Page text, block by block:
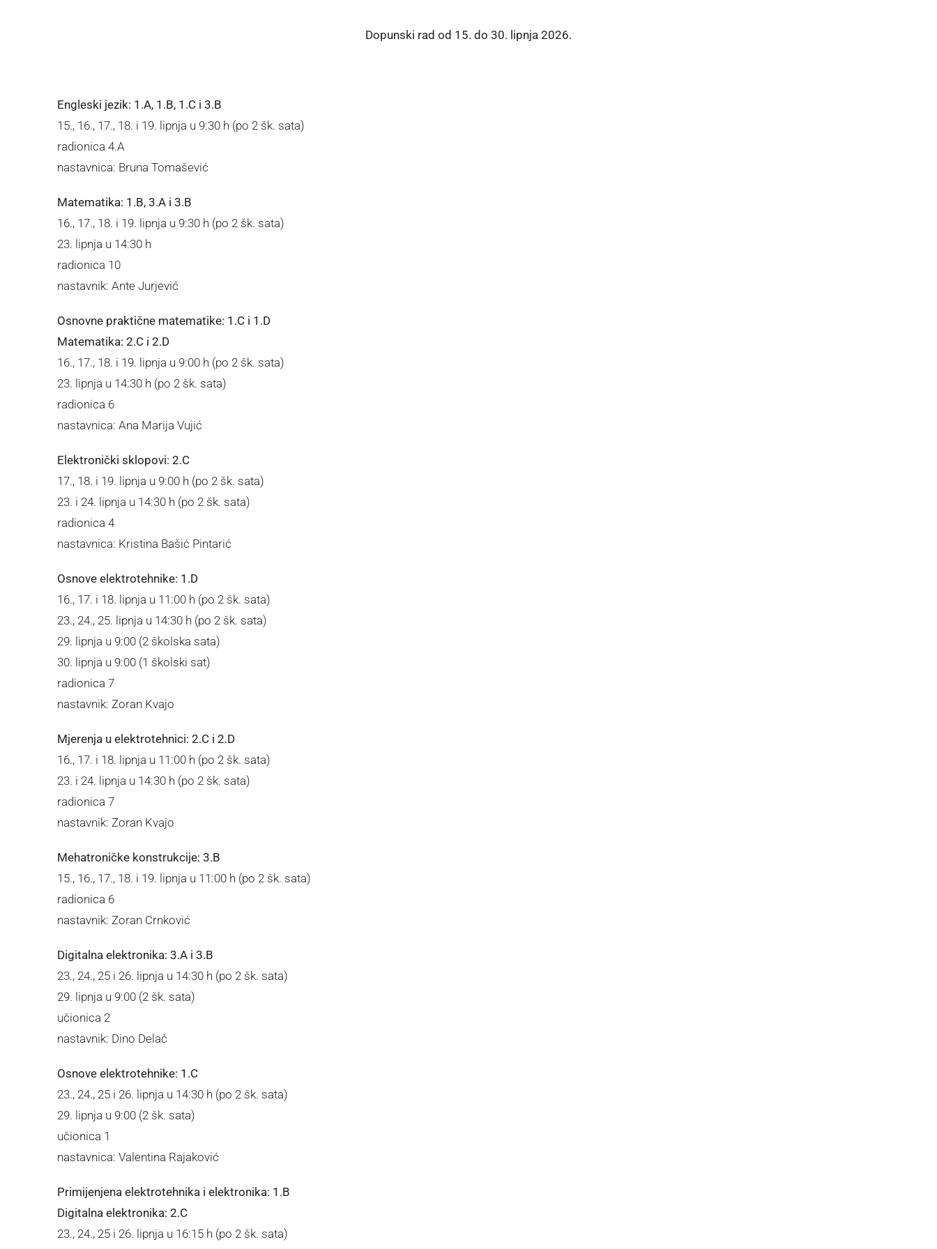
Dopunski rad od 15. do 30. lipnja 2026.
Engleski jezik: 1.A, 1.B, 1.C i 3.B
15., 16., 17., 18. i 19. lipnja u 9:30 h (po 2 šk. sata)
radionica 4.A
nastavnica: Bruna Tomašević
Matematika: 1.B, 3.A i 3.B
16., 17., 18. i 19. lipnja u 9:30 h (po 2 šk. sata)
23. lipnja u 14:30 h
radionica 10
nastavnik: Ante Jurjević
Osnovne praktične matematike: 1.C i 1.D
Matematika: 2.C i 2.D
16., 17., 18. i 19. lipnja u 9:00 h (po 2 šk. sata)
23. lipnja u 14:30 h (po 2 šk. sata)
radionica 6
nastavnica: Ana Marija Vujić
Elektronički sklopovi: 2.C
17., 18. i 19. lipnja u 9:00 h (po 2 šk. sata)
23. i 24. lipnja u 14:30 h (po 2 šk. sata)
radionica 4
nastavnica: Kristina Bašić Pintarić
Osnove elektrotehnike: 1.D
16., 17. i 18. lipnja u 11:00 h (po 2 šk. sata)
23., 24., 25. lipnja u 14:30 h (po 2 šk. sata)
29. lipnja u 9:00 (2 školska sata)
30. lipnja u 9:00 (1 školski sat)
radionica 7
nastavnik: Zoran Kvajo
Mjerenja u elektrotehnici: 2.C i 2.D
16., 17. i 18. lipnja u 11:00 h (po 2 šk. sata)
23. i 24. lipnja u 14:30 h (po 2 šk. sata)
radionica 7
nastavnik: Zoran Kvajo
Mehatroničke konstrukcije: 3.B
15., 16., 17., 18. i 19. lipnja u 11:00 h (po 2 šk. sata)
radionica 6
nastavnik: Zoran Crnković
Digitalna elektronika: 3.A i 3.B
23., 24., 25 i 26. lipnja u 14:30 h (po 2 šk. sata)
29. lipnja u 9:00 (2 šk. sata)
učionica 2
nastavnik: Dino Delač
Osnove elektrotehnike: 1.C
23., 24., 25 i 26. lipnja u 14:30 h (po 2 šk. sata)
29. lipnja u 9:00 (2 šk. sata)
učionica 1
nastavnica: Valentina Rajaković
Primijenjena elektrotehnika i elektronika: 1.B
Digitalna elektronika: 2.C
23., 24., 25 i 26. lipnja u 16:15 h (po 2 šk. sata)